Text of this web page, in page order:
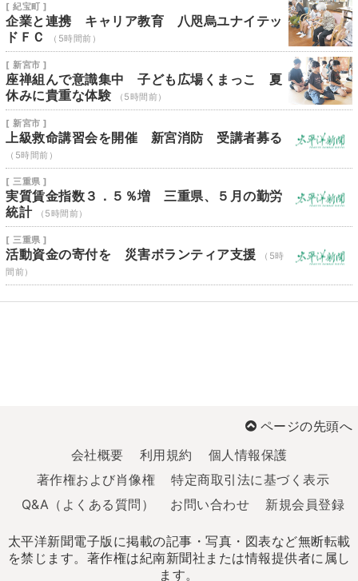
[ 紀宝町 ]
企業と連携 キャリア教育 八咫烏ユナイテッ
ドＦＣ
（5時間前）
[ 新宮市 ]
座禅組んで意識集中 子ども広場くまっこ 夏
休みに貴重な体験
（5時間前）
[ 新宮市 ]
上級救命講習会を開催 新宮消防 受講者募る
（5時間前）
[ 三重県 ]
実質賃金指数３．５％増 三重県、５月の勤労
統計
（5時間前）
[ 三重県 ]
活動資金の寄付を 災害ボランティア支援
（5時
間前）
ページの先頭へ
会社概要
利用規約
個人情報保護
著作権および肖像権
特定商取引法に基づく表示
Q&A（よくある質問）
お問い合わせ 新規会員登録
太平洋新聞電子版に掲載の記事・写真・図表など無断転載
を禁じます。著作権は紀南新聞社または情報提供者に属し
ます。